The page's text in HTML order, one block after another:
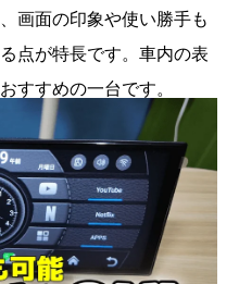
画面の印象や使い勝手も
点が特長です。車内の表
すすめの一台です。